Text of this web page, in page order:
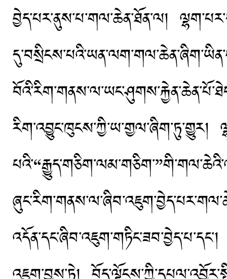
བྱེད་པར་ནུས་པ་གལ་ཆེན་ཐོན་ལ།
རིག་འབྱུང་ཁུངས་ཀྱི་ཡ་གྱལ་ཞིག་ཏུ་གྱུར།